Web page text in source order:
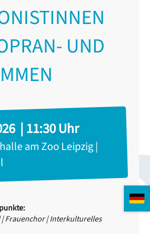
UND
| 11:30 Uhr
am Zoo Leipzig |
|Frauenchor|Interkulturelles